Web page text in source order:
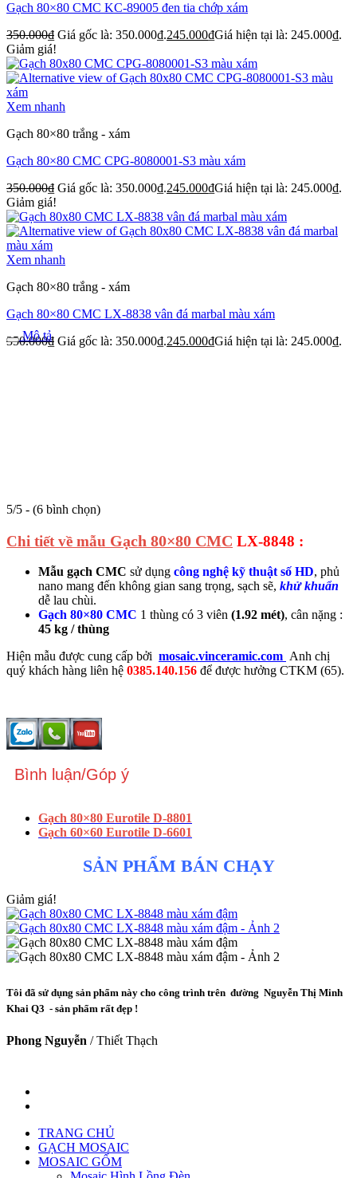
Gạch 80×80 CMC KC-89005 đen tia chớp xám
350.000₫ Giá gốc là: 350.000₫.245.000₫Giá hiện tại là: 245.000₫.
Giảm giá!
Xem nhanh
Gạch 80×80 trắng - xám
Gạch 80×80 CMC CPG-8080001-S3 màu xám
350.000₫ Giá gốc là: 350.000₫.245.000₫Giá hiện tại là: 245.000₫.
Giảm giá!
Xem nhanh
Gạch 80×80 trắng - xám
Gạch 80×80 CMC LX-8838 vân đá marbal màu xám
350.000₫ Giá gốc là: 350.000₫.245.000₫Giá hiện tại là: 245.000₫.
Mô tả
5/5 - (6 bình chọn)
Chi tiết về mẫu Gạch 80×80 CMC LX-8848 :
Mẫu gạch CMC sử dụng công nghệ kỹ thuật số HD, phủ
nano mang đến không gian sang trọng, sạch sẽ, khử khuẩn
dễ lau chùi.
Gạch 80×80 CMC 1 thùng có 3 viên (1.92 mét), cân nặng :
45 kg / thùng
Hiện mẫu được cung cấp bởi mosaic.vinceramic.com Anh chị
quý khách hàng liên hệ 0385.140.156 để được hưởng CTKM (65).
Bình luận/Góp ý
Gạch 80×80 Eurotile D-8801
Gạch 60×60 Eurotile D-6601
SẢN PHẨM BÁN CHẠY
Giảm giá!
Tôi đã sử dụng sản phẩm này cho công trình trên đường Nguyễn Thị Minh
Khai Q3 - sản phẩm rất đẹp !
Phong Nguyễn /Thiết Thạch
TRANG CHỦ
GẠCH MOSAIC
MOSAIC GỐM